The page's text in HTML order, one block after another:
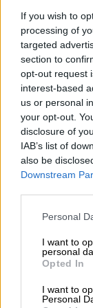
If you wish to
processing of
targeted
section to
opt-out request
interest-based
us or personal
your opt-out.
disclosure of
IAB’s list of
also be
Downstream
Please note
not limited to
grant or deny
use your data
consent section.
Personal
I want to
personal
Opted In
I want to
Personal
ΔΙΑΒΑΣΤΕ
Αθλητισμός|
Λυτρωτής
γκολ! Ο
νίκησε
Ο Άρης
πλασέ του
επέμβαση
Κίτρινοι
τον Ντιαντί.
Οι